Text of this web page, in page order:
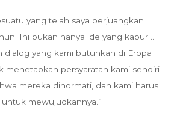
yang telah saya perjuangkan
Ini bukan hanya ide yang kabur …
dialog yang kami butuhkan di Eropa
menetapkan persyaratan kami sendiri
mereka dihormati, dan kami harus
mewujudkannya.”